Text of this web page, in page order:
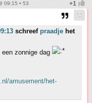
09:15 • 53
schreef praadje het
zonnige dag
amusement/het-